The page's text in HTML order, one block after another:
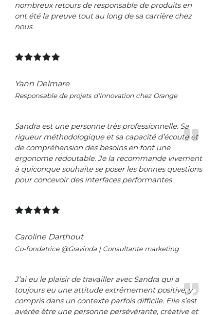
nombreux retours de responsable de produits en
ont été la preuve tout au long de sa carrière chez
nous.
Yann Delmare
Responsable de projets d'Innovation chez Orange
Sandra est une personne très professionnelle. Sa
rigueur méthodologique et sa capacité d’écoute et
de compréhension des besoins en font une
ergonome redoutable. Je la recommande vivement
à quiconque souhaite se poser les bonnes questions
pour concevoir des interfaces performantes
Caroline Darthout
Co-fondatrice @Gravinda | Consultante marketing
J’ai eu le plaisir de travailler avec Sandra qui a
toujours eu une attitude extrêmement positive, y
compris dans un contexte parfois difficile. Elle s’est
avérée être une personne persévérante, créative et